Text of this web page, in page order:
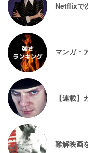
Netflixで
マンガ・
【連載
難解映画